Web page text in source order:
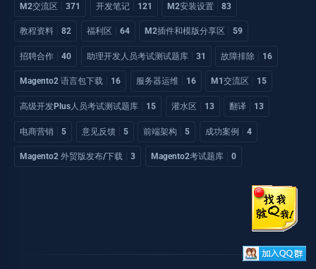
M2交流区 371 开发笔记 121 M2安装设置 83
教程资料 82 福利区 64 M2插件和模版分享区 59
招聘合作 40 助理开发人员考试测试题库 31 故障排除 16
Magento2 语言包下载 16 服务器运维 16 M1交流区 15
高级开发Plus人员考试测试题库 15 灌水区 13 翻译 13
电商营销 5 意见反馈 5 前端架构 5 成功案例 4
Magento2 外贸版发布/下载 3 Magento2考试题库 0